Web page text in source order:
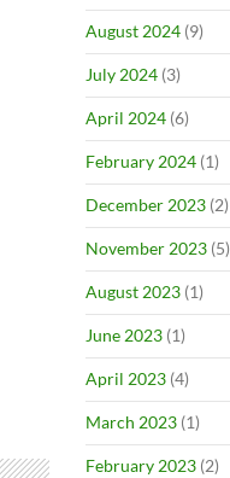
August 2024 (9)
July 2024 (3)
April 2024 (6)
February 2024 (1)
December 2023 (2)
November 2023 (5)
August 2023 (1)
June 2023 (1)
April 2023 (4)
March 2023 (1)
February 2023 (2)